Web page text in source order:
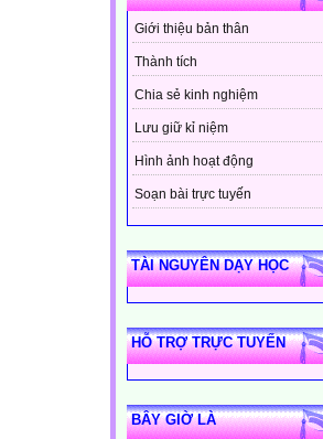
Giới thiệu bản thân
Thành tích
Chia sẻ kinh nghiệm
Lưu giữ kỉ niệm
Hình ảnh hoạt động
Soạn bài trực tuyến
TÀI NGUYÊN DẠY HỌC
HỖ TRỢ TRỰC TUYẾN
BÂY GIỜ LÀ